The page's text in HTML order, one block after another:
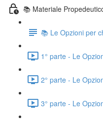
📚 Materiale
📚 Le Opzioni per
1° parte - Le
2° parte - Le
3° parte - Le